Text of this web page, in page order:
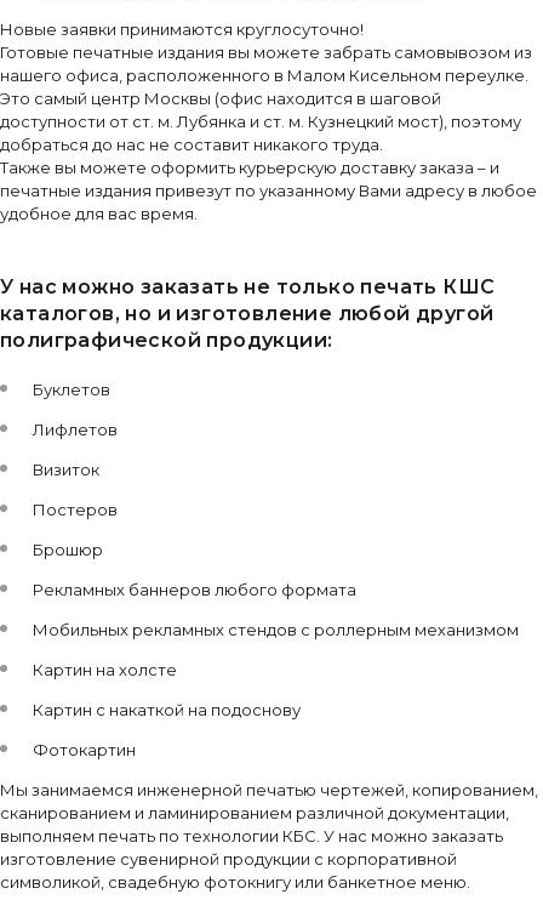
Новые заявки принимаются круглосуточно!
Готовые печатные издания вы можете забрать самовывозом из
нашего офиса, расположенного в Малом Кисельном переулке.
Это самый центр Москвы (офис находится в шаговой
доступности от ст. м. Лубянка и ст. м. Кузнецкий мост), поэтому
добраться до нас не составит никакого труда.
Также вы можете оформить курьерскую доставку заказа – и
печатные издания привезут по указанному Вами адресу в любое
удобное для вас время.
У нас можно заказать не только печать КШС
каталогов, но и изготовление любой другой
полиграфической продукции:
Буклетов
Лифлетов
Визиток
Постеров
Брошюр
Рекламных баннеров любого формата
Мобильных рекламных стендов с роллерным механизмом
Картин на холсте
Картин с накаткой на подоснову
Фотокартин
Мы занимаемся инженерной печатью чертежей, копированием,
сканированием и ламинированием различной документации,
выполняем печать по технологии КБС. У нас можно заказать
изготовление сувенирной продукции с корпоративной
символикой, свадебную фотокнигу или банкетное меню.